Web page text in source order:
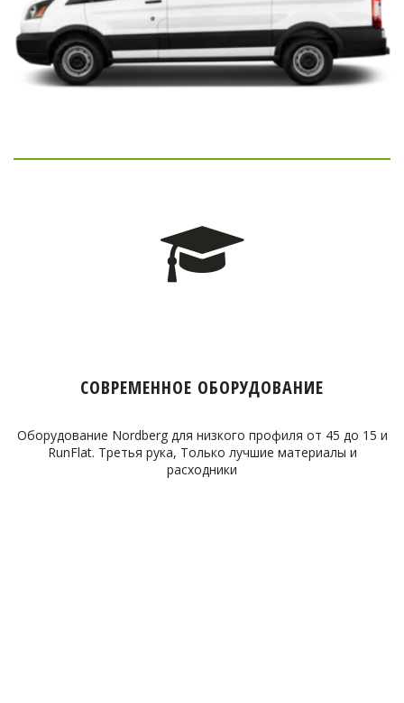
СОВРЕМЕННОЕ ОБОРУДОВАНИЕ
Оборудование Nordberg для низкого профиля от 45 до 15 и
RunFlat. Третья рука, Только лучшие материалы и
расходники